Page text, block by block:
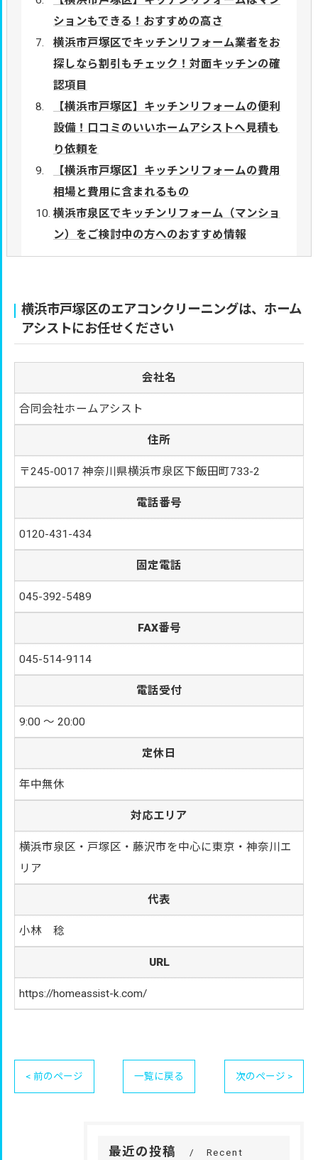
ションもできる！おすすめの高さ
横浜市戸塚区でキッチンリフォーム業者をお
探しなら割引もチェック！対面キッチンの確
認項目
【横浜市戸塚区】キッチンリフォームの便利
設備！口コミのいいホームアシストへ見積も
り依頼を
【横浜市戸塚区】キッチンリフォームの費用
相場と費用に含まれるもの
横浜市泉区でキッチンリフォーム（マンショ
ン）をご検討中の方へのおすすめ情報
横浜市戸塚区のエアコンクリーニングは、ホーム
アシストにお任せください
会社名
合同会社ホームアシスト
住所
〒245-0017 神奈川県横浜市泉区下飯田町733-2
電話番号
0120-431-434
固定電話
045-392-5489
FAX番号
045-514-9114
電話受付
9:00 〜 20:00
定休日
年中無休
対応エリア
横浜市泉区・戸塚区・藤沢市を中心に東京・神奈川エ
リア
代表
小林 稔
URL
https://homeassist-k.com/
< 前のページ 一覧に戻る 次のページ >
最近の投稿
Recent